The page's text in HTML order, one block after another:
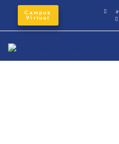
Campus
Virtual